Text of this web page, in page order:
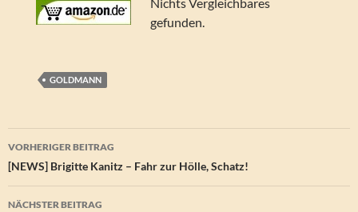
gefunden.
GOLDMANN
Beitragsnavigation
VORHERIGER BEITRAG
[NEWS] Brigitte Kanitz – Fahr zur Hölle, Schatz!
NÄCHSTER BEITRAG